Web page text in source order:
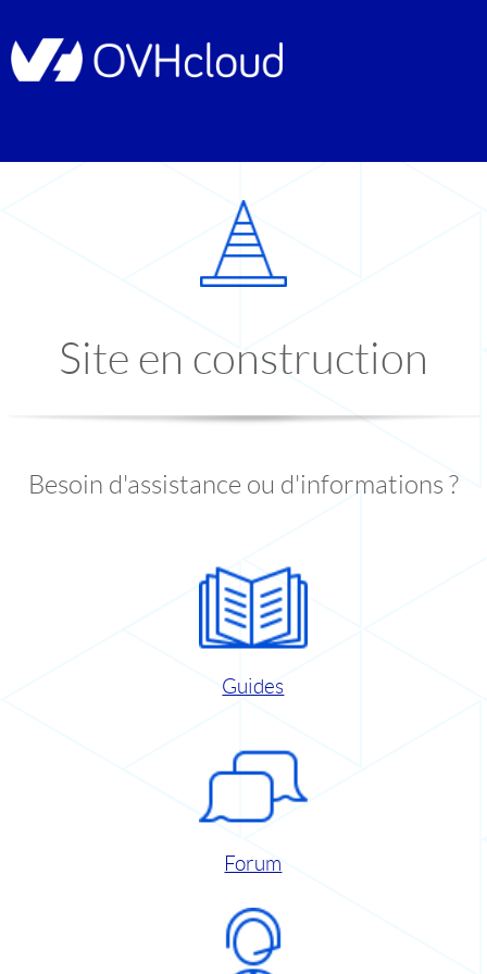
Site en construction
Besoin d'assistance ou d'informations ?
Guides
Forum